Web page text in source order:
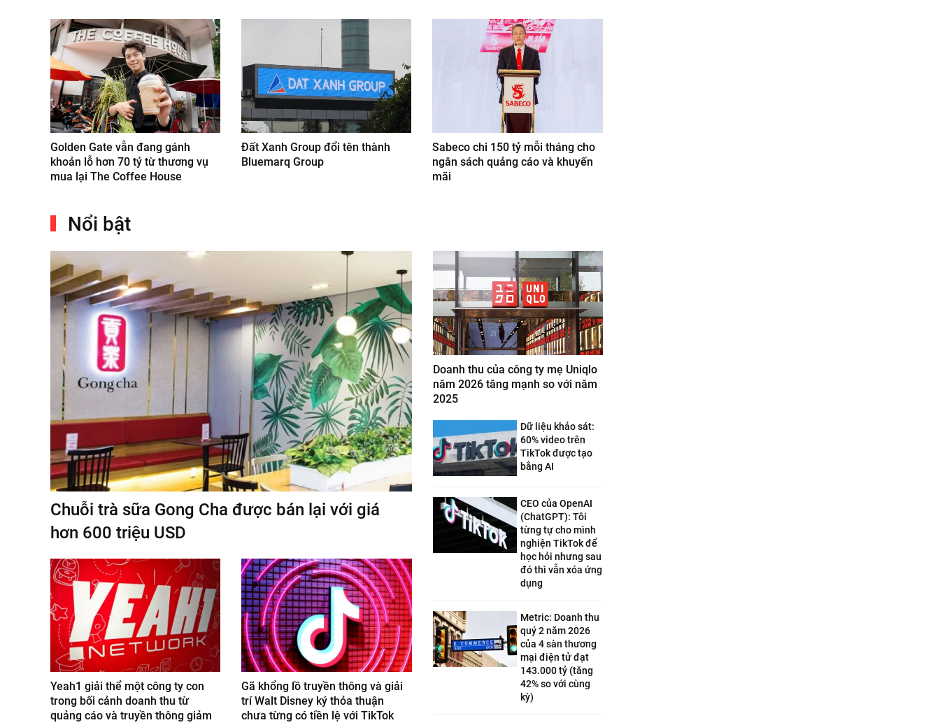
Golden Gate vẫn đang gánh
khoản lỗ hơn 70 tỷ từ thương vụ
mua lại The Coffee House
Đất Xanh Group đổi tên thành
Bluemarq Group
Sabeco chi 150 tỷ mỗi tháng cho
ngân sách quảng cáo và khuyến
mãi
Nổi bật
Chuỗi trà sữa Gong Cha được bán lại với giá
hơn 600 triệu USD
Yeah1 giải thể một công ty con
trong bối cảnh doanh thu từ
quảng cáo và truyền thông giảm
Gã khổng lồ truyền thông và giải
trí Walt Disney ký thỏa thuận
chưa từng có tiền lệ với TikTok
Doanh thu của công ty mẹ Uniqlo
năm 2026 tăng mạnh so với năm
2025
Dữ liệu khảo sát:
60% video trên
TikTok được tạo
bằng AI
CEO của OpenAI
(ChatGPT): Tôi
từng tự cho mình
nghiện TikTok để
học hỏi nhưng sau
đó thì vẫn xóa ứng
dụng
Metric: Doanh thu
quý 2 năm 2026
của 4 sàn thương
mại điện tử đạt
143.000 tỷ (tăng
42% so với cùng
kỳ)